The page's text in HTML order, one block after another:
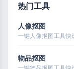
热门工具
人像抠图
一键人像抠图工具
物品抠图